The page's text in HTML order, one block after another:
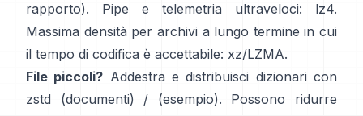
rapporto). Pipe e telemetria ultraveloci:
lz4.
Massima densità per archivi a lungo termine in cui
il tempo di codifica è accettabile: xz/LZMA.
File piccoli? Addestra e distribuisci dizionari con
zstd
(documenti) / (esempio). Possono ridurre